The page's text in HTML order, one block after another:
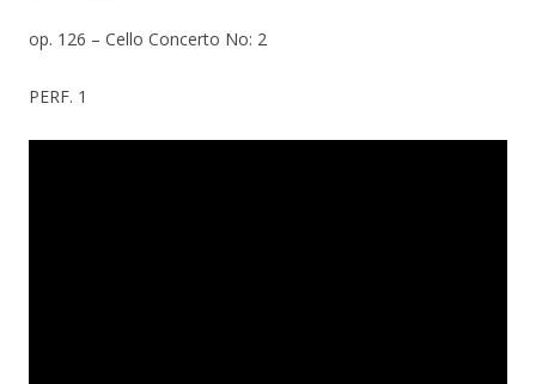
op. 126 – Cello Concerto No: 2
PERF. 1